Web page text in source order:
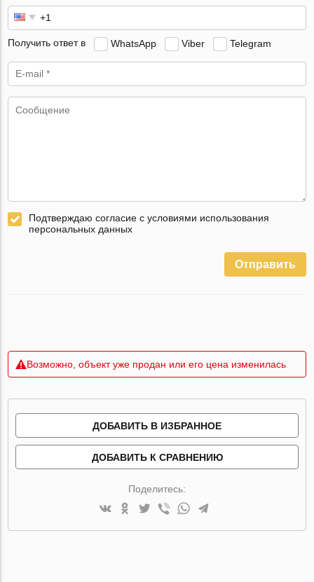
Получить ответ в WhatsApp Viber Telegram
Подтверждаю согласие с условиями использования
персональных данных
Отправить
Возможно, объект уже продан или его цена изменилась
ДОБАВИТЬ В ИЗБРАННОЕ
ДОБАВИТЬ К СРАВНЕНИЮ
Поделитесь: